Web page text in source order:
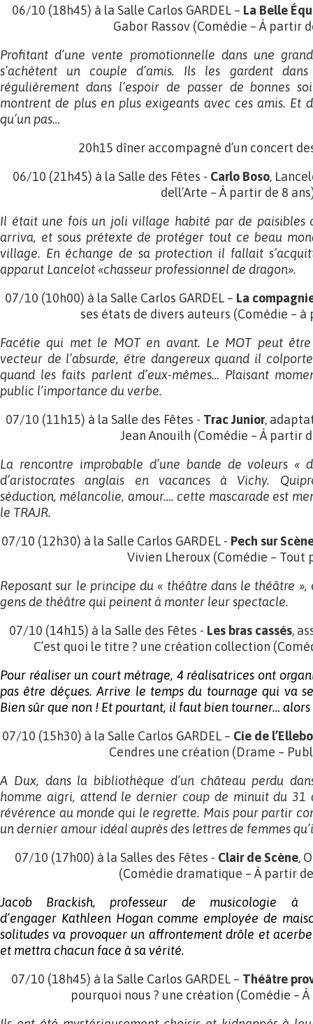
06/10 (18h45) à la Salle Carlos GARDEL – La Belle
Gabor Rassov (Comédie – À partir
Profitant d’une vente promotionnelle dans une
s’achètent un couple d’amis. Ils les gardent
régulièrement dans l’espoir de passer de bonnes
montrent de plus en plus exigeants avec ces amis. Et
qu’un pas…
20h15 dîner accompagné d’un concert
06/10 (21h45) à la Salle des Fêtes - Carlo Boso,
dell’Arte – À partir de 8
Il était une fois un joli village habité par de paisibles
arriva, et sous prétexte de protéger tout ce beau
village. En échange de sa protection il fallait
apparut Lancelot «chasseur professionnel de dragon».
07/10 (10h00) à la Salle Carlos GARDEL – La
ses états de divers auteurs (Comédie – à
Facétie qui met le MOT en avant. Le MOT peut
vecteur de l’absurde, être dangereux quand il
quand les faits parlent d’eux-mêmes… Plaisant
public l’importance du verbe.
07/10 (11h15) à la Salle des Fêtes - Trac Junior,
Jean Anouilh (Comédie – À partir
La rencontre improbable d’une bande de voleurs «
d’aristocrates anglais en vacances à Vichy.
séduction, mélancolie, amour…. cette mascarade est
le TRAJR.
07/10 (12h30) à la Salle Carlos GARDEL - Pech sur
Vivien Lheroux (Comédie – Tout
Reposant sur le principe du « théâtre dans le théâtre
gens de théâtre qui peinent à monter leur spectacle.
07/10 (14h15) à la Salle des Fêtes - Les bras cassés,
C’est quoi le titre ? une création collection
Pour réaliser un court métrage, 4 réalisatrices ont
pas être déçues. Arrive le temps du tournage qui va
Bien sûr que non ! Et pourtant, il faut bien tourner…
07/10 (15h30) à la Salle Carlos GARDEL – Cie de
Cendres une création (Drame –
A Dux, dans la bibliothèque d’un château perdu
homme aigri, attend le dernier coup de minuit du 31
révérence au monde qui le regrette. Mais pour partir
un dernier amour idéal auprès des lettres de femmes
07/10 (17h00) à la Salles des Fêtes - Clair de Scène,
(Comédie dramatique – À partir
Jacob Brackish, professeur de musicologie
d’engager Kathleen Hogan comme employée de
solitudes va provoquer un affrontementdrôle et
et mettra chacun face à sa vérité.
07/10 (18h45) à la Salle Carlos GARDEL – Théâtre
pourquoi nous ? une création (Comédie –